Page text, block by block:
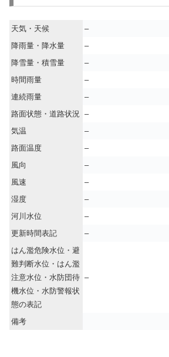
天気・天候
–
降雨量・降水量
–
降雪量・積雪量
–
時間雨量
–
連続雨量
–
路面状態・道路状況
–
気温
–
路面温度
–
風向
–
風速
–
湿度
–
河川水位
–
更新時間表記
–
はん濫危険水位・避
難判断水位・はん濫
注意水位・水防団待
機水位・水防警報状
態の表記
–
備考